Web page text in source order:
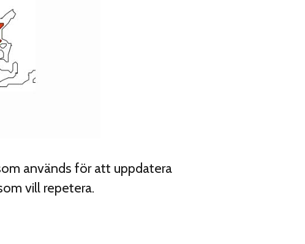
används för att uppdatera
vill repetera.